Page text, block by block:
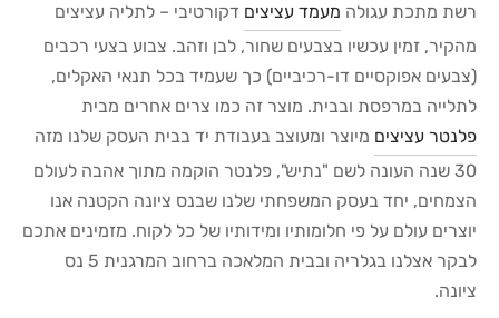
רשת מתכת עגולה מעמד עציצים דקורטיבי – לתליה עציצים
מהקיר, זמין עכשיו בצבעים שחור, לבן וזהב. צבוע בצעי רכבים
(צבעים אפוקסיים דו-רכיביים) כך שעמיד בכל תנאי האקלים,
לתלייה במרפסת ובבית. מוצר זה כמו צרים אחרים מבית
פלנטר עציצים מיוצר ומעוצב בעבודת יד בבית העסק שלנו מזה
30 שנה העונה לשם "נתיש", פלנטר הוקמה מתוך אהבה לעולם
הצמחים, יחד בעסק המשפחתי שלנו שבנס ציונה הקטנה אנו
יוצרים עולם על פי חלומותיו ומידותיו של כל לקוח. מזמינים אתכם
לבקר אצלנו בגלריה ובבית המלאכה ברחוב המרגנית 5 נס
ציונה.